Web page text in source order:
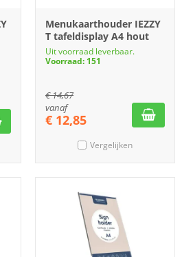
Menukaarthouder IEZZY
T tafeldisplay A4 hout
Uit voorraad leverbaar.
Voorraad: 151
€14,67
vanaf
€ 12,85
Vergelijken